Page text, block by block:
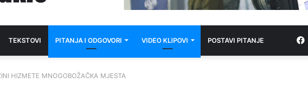
TEKSTOVI PITANJA I ODGOVORI VIDEO KLIPOVI POSTAVI PITANJE
HIZMETE MNOGOBOŽAČKA MJESTA